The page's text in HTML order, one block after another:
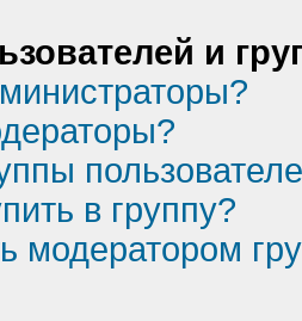
и
в группу?
модератором